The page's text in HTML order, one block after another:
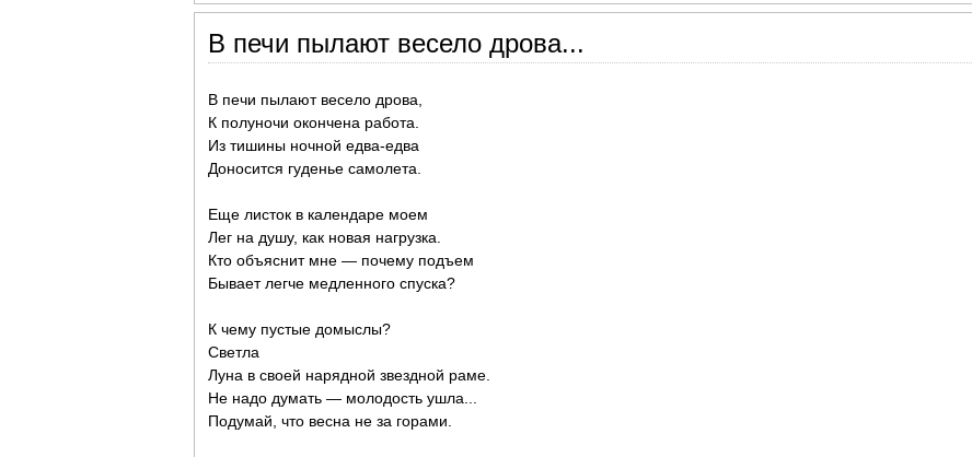
В печи пылают весело дрова...
В печи пылают весело дрова,
К полуночи окончена работа.
Из тишины ночной едва-едва
Доносится гуденье самолета.
Еще листок в календаре моем
Лег на душу, как новая нагрузка.
Кто объяснит мне — почему подъем
Бывает легче медленного спуска?
К чему пустые домыслы?
Светла
Луна в своей нарядной звездной раме.
Не надо думать — молодость ушла...
Подумай, что весна не за горами.